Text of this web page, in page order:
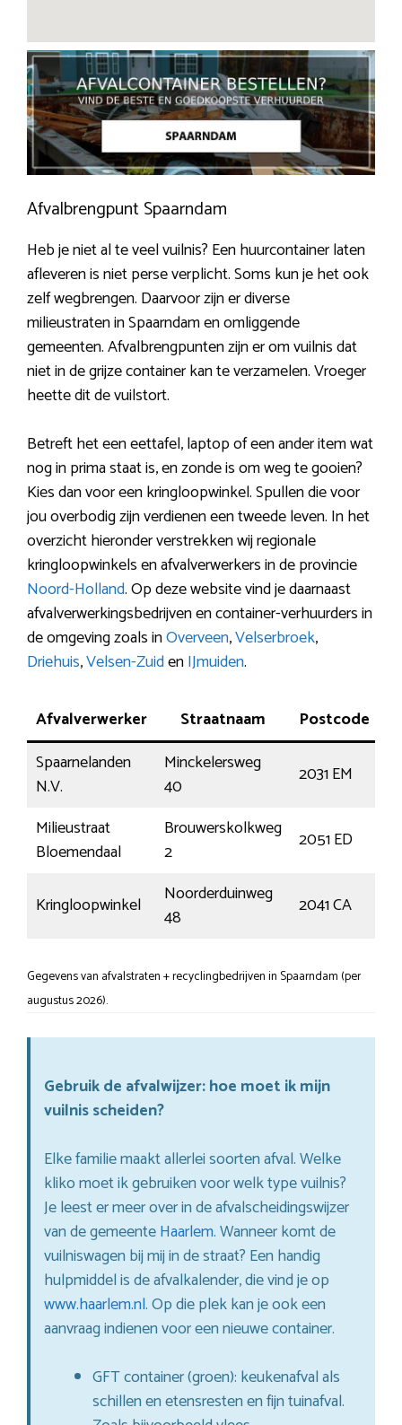
Afvalbrengpunt Spaarndam
Heb je niet al te veel vuilnis? Een huurcontainer laten
afleveren is niet perse verplicht. Soms kun je het ook
zelf wegbrengen. Daarvoor zijn er diverse
milieustraten in Spaarndam en omliggende
gemeenten. Afvalbrengpunten zijn er om vuilnis dat
niet in de grijze container kan te verzamelen. Vroeger
heette dit de vuilstort.
Betreft het een eettafel, laptop of een ander item wat
nog in prima staat is, en zonde is om weg te gooien?
Kies dan voor een kringloopwinkel. Spullen die voor
jou overbodig zijn verdienen een tweede leven. In het
overzicht hieronder verstrekken wij regionale
kringloopwinkels en afvalverwerkers in de provincie
Noord-Holland. Op deze website vind je daarnaast
afvalverwerkingsbedrijven en container-verhuurders in
de omgeving zoals inOverveen,Velserbroek,
Driehuis,Velsen-ZuidenIJmuiden.
Afvalverwerker Straatnaam Postcode
Spaarnelanden
N.V.
Minckelersweg
40
2031 EM
Milieustraat
Bloemendaal
Brouwerskolkweg
2
2051 ED
Kringloopwinkel
Noorderduinweg
48
2041 CA
Gegevens van afvalstraten + recyclingbedrijven in Spaarndam (per
augustus 2026).
Gebruik de afvalwijzer: hoe moet ik mijn
vuilnis scheiden?
Elke familie maakt allerlei soorten afval. Welke
kliko moet ik gebruiken voor welk type vuilnis?
Je leest er meer over in de afvalscheidingswijzer
van de gemeenteHaarlem. Wanneer komt de
vuilniswagen bij mij in de straat? Een handig
hulpmiddel is de afvalkalender, die vind je op
www.haarlem.nl. Op die plek kan je ook een
aanvraag indienen voor een nieuwe container.
GFT container (groen): keukenafval als
schillen en etensresten en fijn tuinafval.